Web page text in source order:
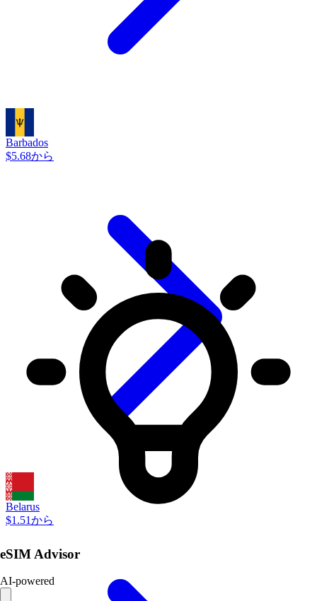
Barbados
$5.68から
Belarus
$1.51から
eSIM Advisor
AI-powered